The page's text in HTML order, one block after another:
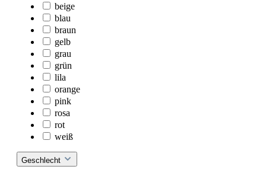
beige
blau
braun
gelb
grau
grün
lila
orange
pink
rosa
rot
weiß
Geschlecht